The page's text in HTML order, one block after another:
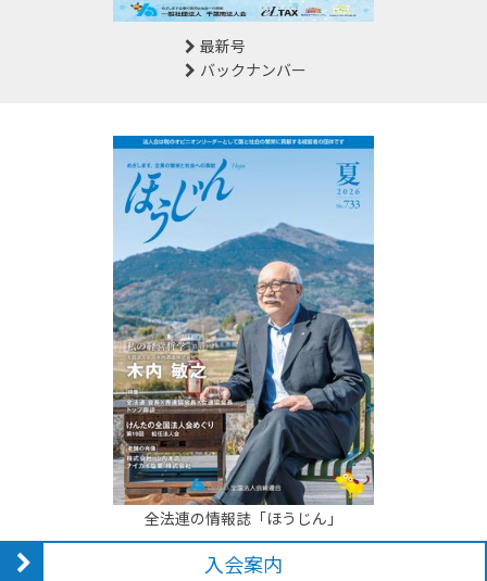
最新号
バックナンバー
全法連の情報誌「ほうじん」
入会案内